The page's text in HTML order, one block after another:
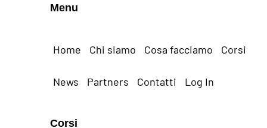
Menu
Home Chi siamo Cosa facciamo Corsi
News Partners Contatti Log In
Corsi